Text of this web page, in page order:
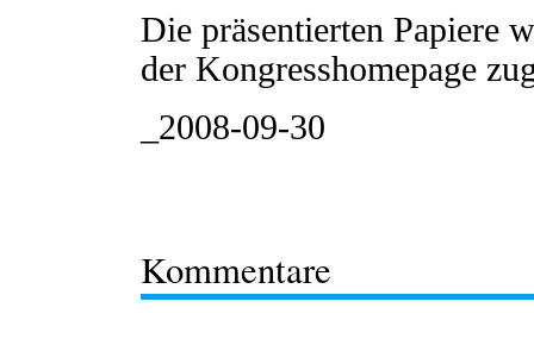
Die präsentierten Papiere
der Kongresshomepage
_2008-09-30
Kommentare